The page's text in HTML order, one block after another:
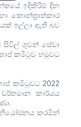
ඉදිකිරිම් දින
කොන්ත්‍රාත්කාර
ඉල්ලා ඇති බව
සිවිල් ගුවන් සේවා
කමිටුව හමුවට
කමිටුවට 2022
කාර්යය
නියෝජනය කරමින්